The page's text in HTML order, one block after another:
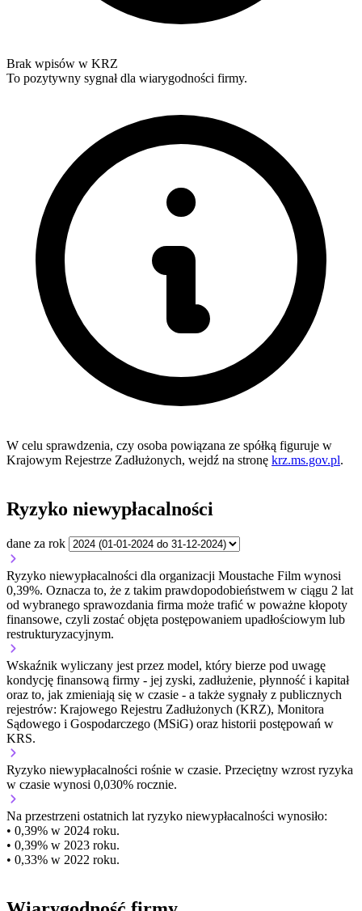
Brak wpisów w KRZ
To pozytywny sygnał dla wiarygodności firmy.
W celu sprawdzenia, czy osoba powiązana ze spółką figuruje w
Krajowym Rejestrze Zadłużonych, wejdź na stronę krz.ms.gov.pl.
Ryzyko niewypłacalności
dane za rok
Ryzyko niewypłacalności dla organizacji Moustache Film wynosi
0,39%. Oznacza to, że z takim prawdopodobieństwem w ciągu 2 lat
od wybranego sprawozdania firma może trafić w poważne kłopoty
finansowe, czyli zostać objęta postępowaniem upadłościowym lub
restrukturyzacyjnym.
Wskaźnik wyliczany jest przez model, który bierze pod uwagę
kondycję finansową firmy - jej zyski, zadłużenie, płynność i kapitał
oraz to, jak zmieniają się w czasie - a także sygnały z publicznych
rejestrów: Krajowego Rejestru Zadłużonych (KRZ), Monitora
Sądowego i Gospodarczego (MSiG) oraz historii postępowań w
KRS.
Ryzyko niewypłacalności rośnie w czasie. Przeciętny wzrost ryzyka
w czasie wynosi 0,030% rocznie.
Na przestrzeni ostatnich lat ryzyko niewypłacalności wynosiło:
• 0,39% w 2024 roku.
• 0,39% w 2023 roku.
• 0,33% w 2022 roku.